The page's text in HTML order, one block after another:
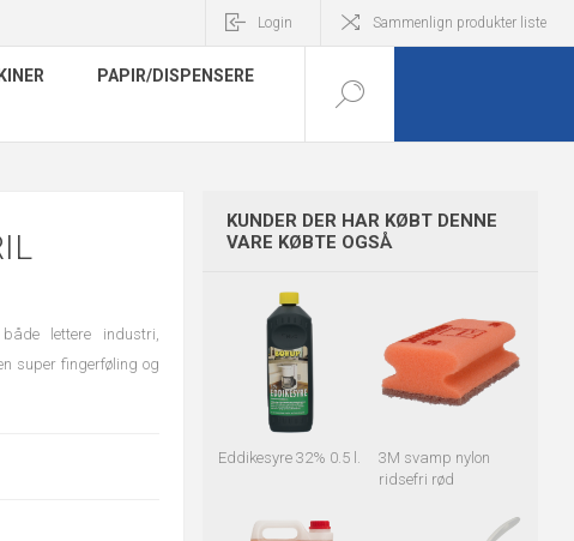
Login Sammenlign produkter liste
PAPIR/DISPENSERE
lettere industri,
super fingerføling og
KUNDER DER HAR KØBT DENNE
VARE KØBTE OGSÅ
Eddikesyre 32% 0.5 l.
3M svamp nylon
ridsefri rød